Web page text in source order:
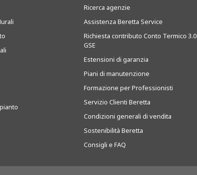
Ricerca agenzie
Assistenza Beretta Service
Richiesta contributo Conto Termico 3.0
GSE
Estensioni di garanzia
Piani di manutenzione
Formazione per Professionisti
Servizio Clienti Beretta
Condizioni generali di vendita
Sostenibilità Beretta
Consigli e FAQ